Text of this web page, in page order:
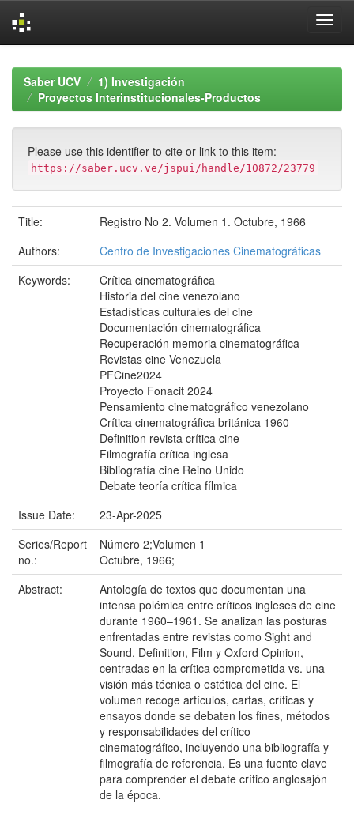
navigationSaber UCV
1) Investigación
Proyectos Interinstitucionales-Productos
Please use this identifier to cite or link to this item:
https://saber.ucv.ve/jspui/handle/10872/23779
Title:
Registro No 2. Volumen 1. Octubre, 1966
Authors:
Centro de Investigaciones Cinematográficas
Keywords:
Crítica cinematográfica
Historia del cine venezolano
Estadísticas culturales del cine
Documentación cinematográfica
Recuperación memoria cinematográfica
Revistas cine Venezuela
PFCine2024
Proyecto Fonacit 2024
Pensamiento cinematográfico venezolano
Crítica cinematográfica británica 1960
Definition revista crítica cine
Filmografía crítica inglesa
Bibliografía cine Reino Unido
Debate teoría crítica fílmica
Issue Date:
23-Apr-2025
Series/Report
no.:
Número 2;Volumen 1
Octubre, 1966;
Abstract:
Antología de textos que documentan una
intensa polémica entre críticos ingleses de cine
durante 1960–1961. Se analizan las posturas
enfrentadas entre revistas como Sight and
Sound, Definition, Film y Oxford Opinion,
centradas en la crítica comprometida vs. una
visión más técnica o estética del cine. El
volumen recoge artículos, cartas, críticas y
ensayos donde se debaten los fines, métodos
y responsabilidades del crítico
cinematográfico, incluyendo una bibliografía y
filmografía de referencia. Es una fuente clave
para comprender el debate crítico anglosajón
de la época.